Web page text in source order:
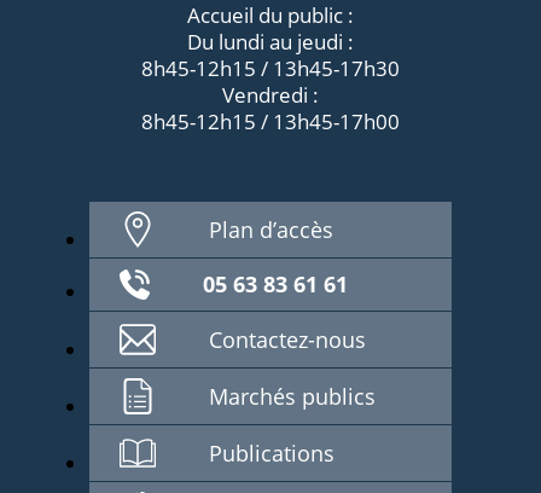
Accueil du public :
Du lundi au jeudi :
8h45-12h15 / 13h45-17h30
Vendredi :
8h45-12h15 / 13h45-17h00
Plan d’accès
05 63 83 61 61
Contactez-nous
Marchés publics
Publications